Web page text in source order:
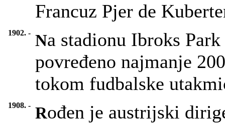
Francuz Pjer de
1902. - Na stadionu Ibroks
povređeno najmanje
tokom fudbalske
1908. - Rođen je austrijski